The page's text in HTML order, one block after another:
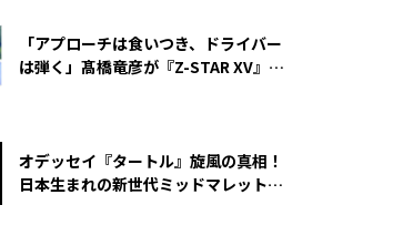
「アプローチは食いつき、ドライバー
は弾く」髙橋竜彦が『Z-STAR XV』を
オデッセイ『タートル』旋風の真相！
日本生まれの新世代ミッドマレットが